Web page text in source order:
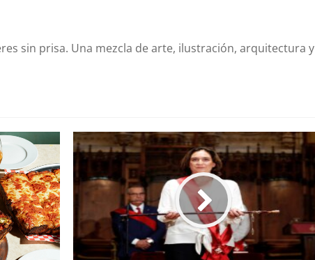
sin prisa. Una mezcla de arte, ilustración, arquitectura y